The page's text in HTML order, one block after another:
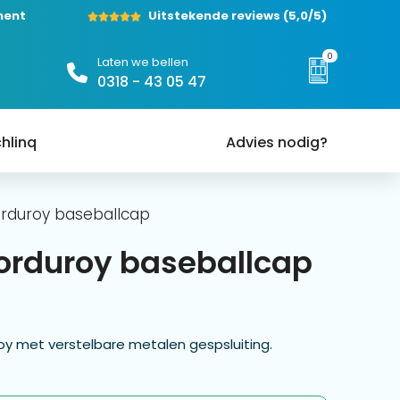
Uitstekende reviews (5,0/5)
Laten we bellen
0318 - 43 05 47
0
Advies nodig?
baseballcap
baseballcap
met verstelbare metalen gespsluiting.